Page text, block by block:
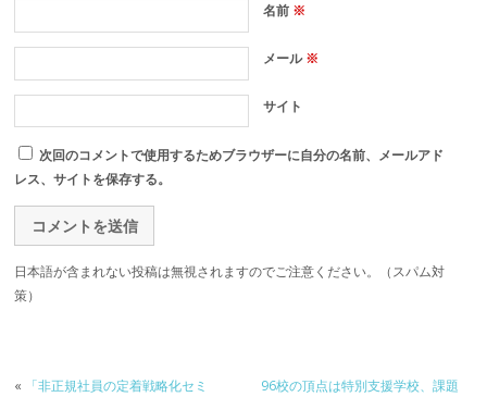
名前 ※
メール※
サイト
次回のコメントで使用するためブラウザーに自分の名前、メールアド
レス、サイトを保存する。
日本語が含まれない投稿は無視されますのでご注意ください。（スパム対
策）
«
「非正規社員の定着戦略化セミ
96校の頂点は特別支援学校、課題